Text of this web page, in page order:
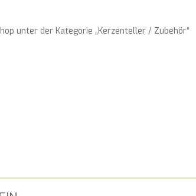
unter der Kategorie „Kerzenteller / Zubehör“